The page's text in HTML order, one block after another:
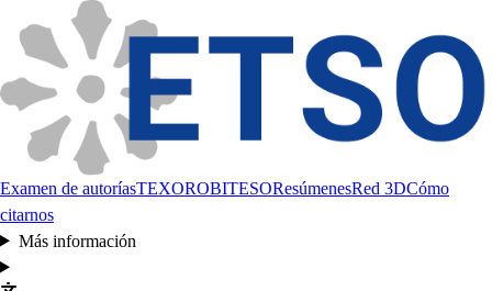
Examen de autoríasTEXOROBITESOResúmenesRed 3DCómo
citarnos
Más información